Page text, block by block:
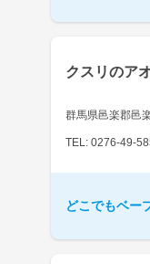
クスリのア
群馬県邑楽郡邑
TEL: 0276-49-
どこでもベー